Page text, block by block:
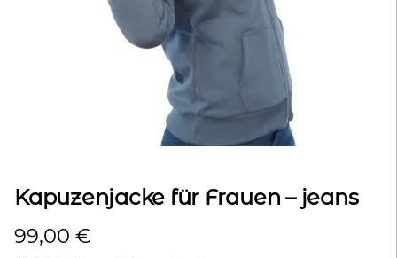
Kapuzenjacke für Frauen – jeans
99,00 €